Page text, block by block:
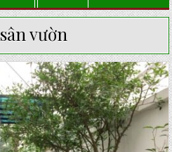
sân vườn